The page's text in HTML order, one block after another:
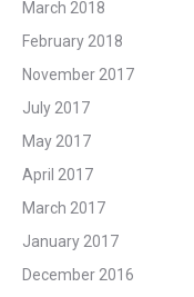
March 2018
February 2018
November 2017
July 2017
May 2017
April 2017
March 2017
January 2017
December 2016